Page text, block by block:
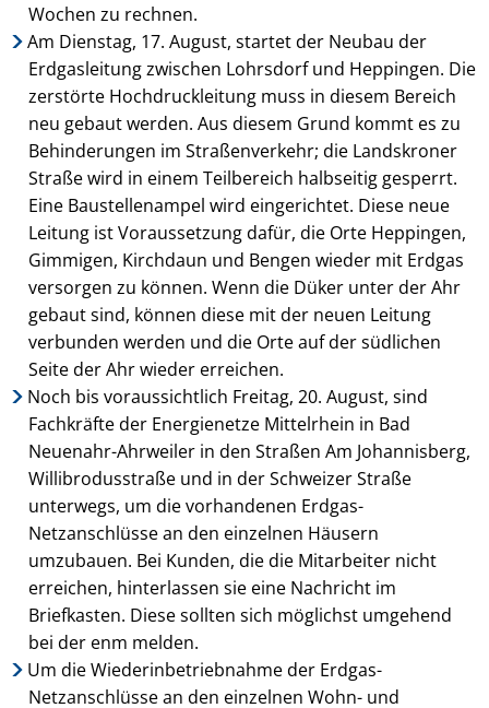
Wochen zu rechnen.
Am Dienstag, 17. August, startet der Neubau der
Erdgasleitung zwischen Lohrsdorf und Heppingen. Die
zerstörte Hochdruckleitung muss in diesem Bereich
neu gebaut werden. Aus diesem Grund kommt es zu
Behinderungen im Straßenverkehr; die Landskroner
Straße wird in einem Teilbereich halbseitig gesperrt.
Eine Baustellenampel wird eingerichtet. Diese neue
Leitung ist Voraussetzung dafür, die Orte Heppingen,
Gimmigen, Kirchdaun und Bengen wieder mit Erdgas
versorgen zu können. Wenn die Düker unter der Ahr
gebaut sind, können diese mit der neuen Leitung
verbunden werden und die Orte auf der südlichen
Seite der Ahr wieder erreichen.
Noch bis voraussichtlich Freitag, 20. August, sind
Fachkräfte der Energienetze Mittelrhein in Bad
Neuenahr-Ahrweiler in den Straßen Am Johannisberg,
Willibrodusstraße und in der Schweizer Straße
unterwegs, um die vorhandenen Erdgas-
Netzanschlüsse an den einzelnen Häusern
umzubauen. Bei Kunden, die die Mitarbeiter nicht
erreichen, hinterlassen sie eine Nachricht im
Briefkasten. Diese sollten sich möglichst umgehend
bei der enm melden.
Um die Wiederinbetriebnahme der Erdgas-
Netzanschlüsse an den einzelnen Wohn- und